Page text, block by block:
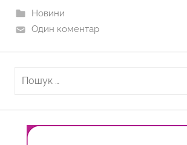
Новини
Один коментар
Пошук: